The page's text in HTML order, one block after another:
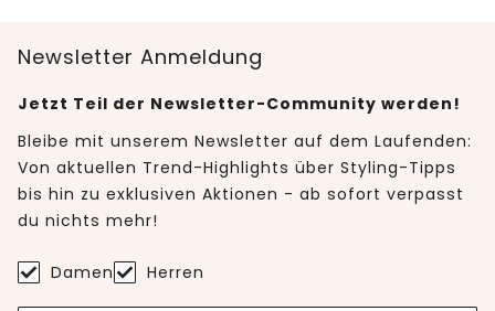
Newsletter Anmeldung
Jetzt Teil der Newsletter-Community werden!
Bleibe mit unserem Newsletter auf dem Laufenden:
Von aktuellen Trend-Highlights über Styling-Tipps
bis hin zu exklusiven Aktionen - ab sofort verpasst
du nichts mehr!
Damen Herren